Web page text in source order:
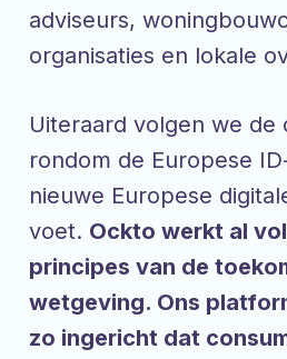
adviseurs,
organisaties en lokale
Uiteraard volgen we de
rondom de Europese
nieuwe Europese
voet. Ockto werkt al
principes van de
wetgeving. Ons
zo ingericht dat